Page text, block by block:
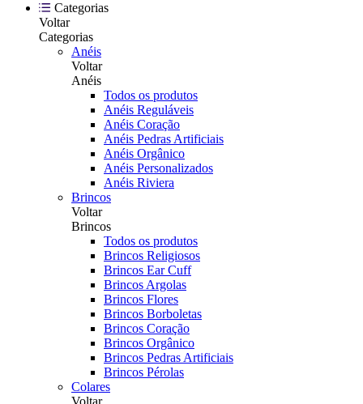
Categorias
Voltar
Categorias
Anéis
Voltar
Anéis
Todos os produtos
Anéis Reguláveis
Anéis Coração
Anéis Pedras Artificiais
Anéis Orgânico
Anéis Personalizados
Anéis Riviera
Brincos
Voltar
Brincos
Todos os produtos
Brincos Religiosos
Brincos Ear Cuff
Brincos Argolas
Brincos Flores
Brincos Borboletas
Brincos Coração
Brincos Orgânico
Brincos Pedras Artificiais
Brincos Pérolas
Colares
Voltar